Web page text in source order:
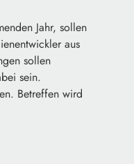
Jahr, sollen
aus
sollen
sein.
Betreffen wird